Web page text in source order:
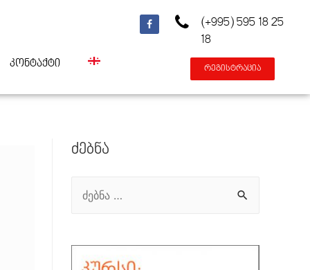
კონტაქტი
(+995) 595 18 25
18
რეგისტრაცია
Ძებნა